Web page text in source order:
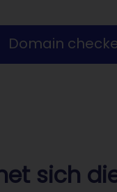
Domain
sich